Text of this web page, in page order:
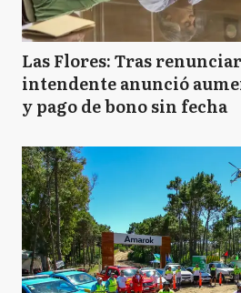
Las Flores: Tras
intendente anunció
y pago de bono sin fecha